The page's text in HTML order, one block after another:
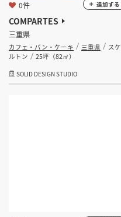
COMPARTES
三重県
カフェ・パン・ケーキ 三重県
スケ
ルトン
25坪（82㎡）
SOLID DESIGN STUDIO
0件 追加する